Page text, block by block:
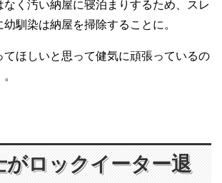
なく汚い納屋に寝泊まりするため、スレ
馴染は納屋を掃除することに。
てほしいと思って健気に頑張っているの
がロックイーター退